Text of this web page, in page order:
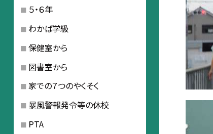
５・６年
わかば学級
保健室から
図書室から
家での７つのやくそく
暴風警報発令等の休校
PTA